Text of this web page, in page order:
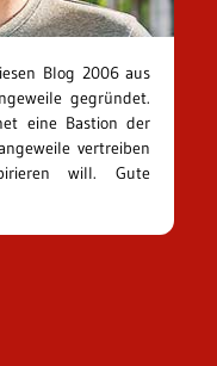
Blog 2006 aus
gegründet.
eine Bastion der
vertreiben
will. Gute